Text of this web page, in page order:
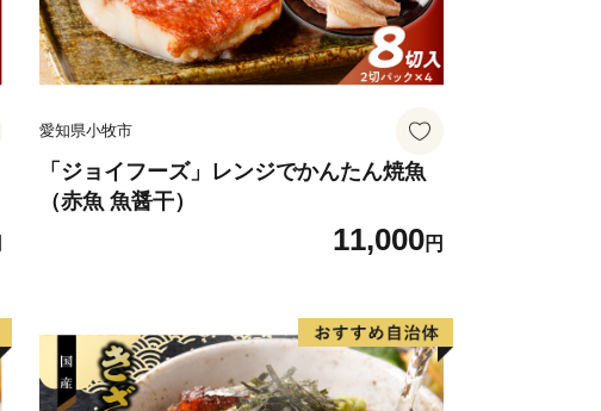
愛知県小牧市
「ジョイフーズ」レンジでかんたん焼魚
（赤魚 魚醤干）
11,000円